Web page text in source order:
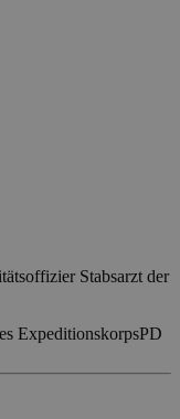
Stabsarzt der
ExpeditionskorpsPD